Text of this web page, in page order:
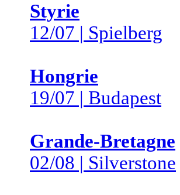
Styrie
12/07 | Spielberg
Hongrie
19/07 | Budapest
Grande-Bretagne
02/08 | Silverstone